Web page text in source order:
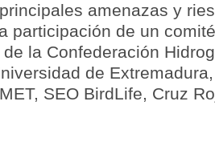
amenazas y
participación de un
la Confederación
de
SEO BirdLife, Cruz